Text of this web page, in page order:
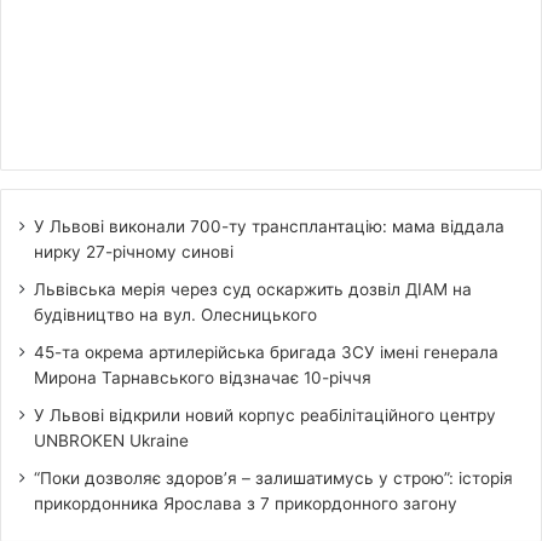
У Львові виконали 700-ту трансплантацію: мама віддала
нирку 27-річному синові
Львівська мерія через суд оскаржить дозвіл ДІАМ на
будівництво на вул. Олесницького
45-та окрема артилерійська бригада ЗСУ імені генерала
Мирона Тарнавського відзначає 10-річчя
У Львові відкрили новий корпус реабілітаційного центру
UNBROKEN Ukraine
“Поки дозволяє здоров’я – залишатимусь у строю”: історія
прикордонника Ярослава з 7 прикордонного загону